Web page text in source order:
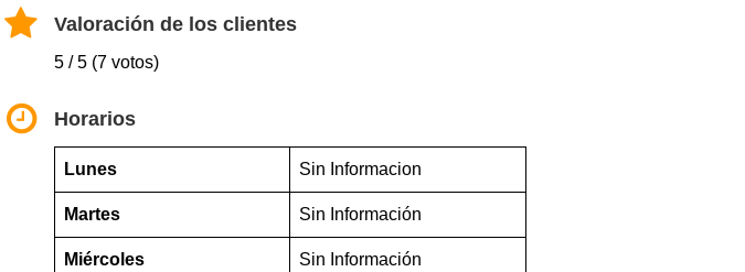
Valoración de los clientes
5 / 5 (7 votos)
Horarios
Lunes Sin Informacion
Martes Sin Información
Miércoles Sin Información